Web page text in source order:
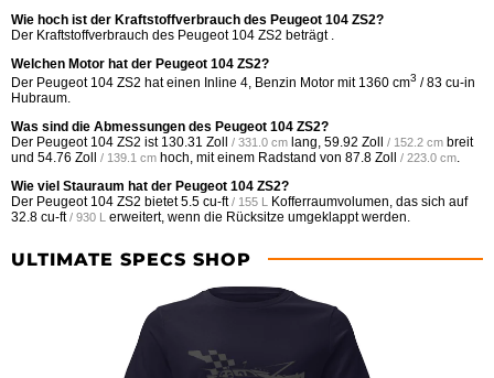
Wie hoch ist der Kraftstoffverbrauch des Peugeot 104 ZS2?
Der Kraftstoffverbrauch des Peugeot 104 ZS2 beträgt .
Welchen Motor hat der Peugeot 104 ZS2?
Der Peugeot 104 ZS2 hat einen Inline 4, Benzin Motor mit 1360 cm3 / 83 cu-in
Hubraum.
Was sind die Abmessungen des Peugeot 104 ZS2?
Der Peugeot 104 ZS2 ist 130.31 Zoll / 331.0 cm lang, 59.92 Zoll / 152.2 cm breit
und 54.76 Zoll / 139.1 cm hoch, mit einem Radstand von 87.8 Zoll / 223.0 cm
Wie viel Stauraum hat der Peugeot 104 ZS2?
Der Peugeot 104 ZS2 bietet5.5 cu-ft / 155 L
Kofferraumvolumen, das sich auf
32.8 cu-ft / 930 L erweitert, wenn die Rücksitze umgeklappt werden.
ULTIMATE SPECS SHOP